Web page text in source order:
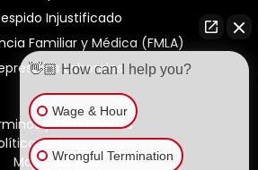
Injustificado
Familiar y Médica (FMLA)
Laborales
y Condiciones
de Privacidad
Mapa del Sitio
👋🏼 How can I help you?
Wage & Hour
Wrongful Termination